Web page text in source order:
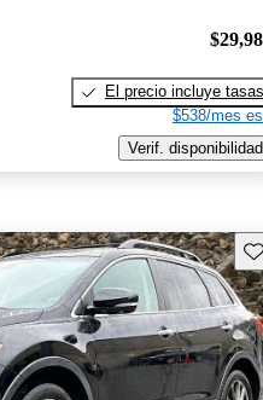
El precio incluye tasas
$538/mes
Verif. disponibilidad